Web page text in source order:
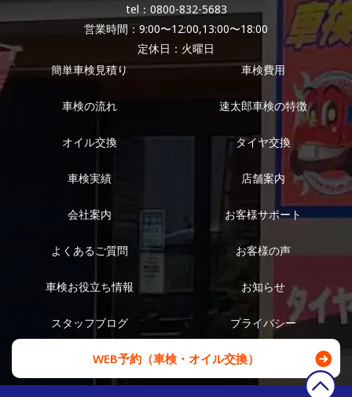
tel：0800-832-5683
営業時間：9:00〜12:00,13:00〜18:00
定休日：火曜日
簡単車検見積り
車検費用
車検の流れ 速太郎車検の特徴
オイル交換 タイヤ交換
車検実績 店舗案内
会社案内 お客様サポート
よくあるご質問 お客様の声
車検お役立ち情報 お知らせ
スタッフブログ プライバシー
WEB予約（車検・オイル交換）